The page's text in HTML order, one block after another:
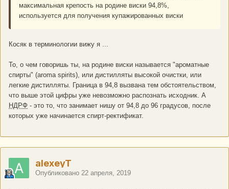
максимальная крепость на родине виски 94,8%,
используется для получения купажированных виски
Косяк в терминологии вижу я ...
То, о чем говоришь ты, на родине виски называется "ароматные
спирты" (aroma spirits), или дистилляты высокой очистки, или
легкие дистилляты. Граница в 94,8 вызвана тем обстоятельством,
что выше этой цифры уже невозможно распознать исходник. А
НДРФ - это то, что занимает нишу от 94,8 до 96 градусов, после
которых уже начинается спирт-ректификат.
alexeyT
Опубликовано 22 апреля, 2019